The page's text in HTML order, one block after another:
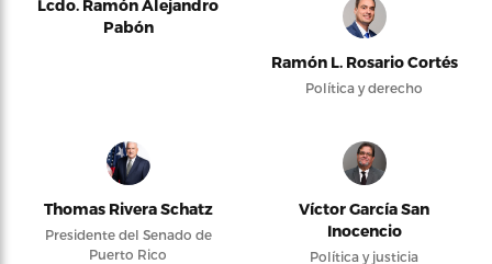
Lcdo. Ramón Alejandro
Pabón
Ramón L. Rosario Cortés
Política y derecho
Thomas Rivera Schatz
Presidente del Senado de
Puerto Rico
Víctor García San
Inocencio
Política y justicia